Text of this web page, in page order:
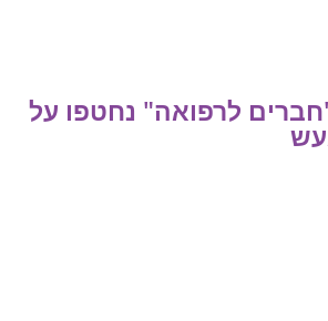
לרפואה" נחטפו על